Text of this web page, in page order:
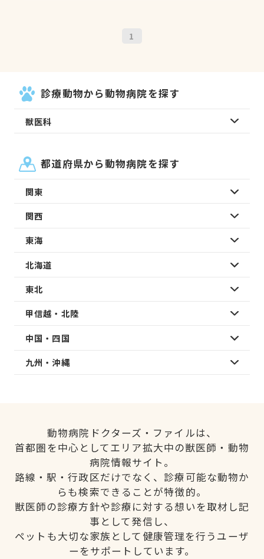
1
診療動物から動物病院を探す
獣医科
都道府県から動物病院を探す
関東
関西
東海
北海道
東北
甲信越・北陸
中国・四国
九州・沖縄
動物病院ドクターズ・ファイルは、
首都圏を中心としてエリア拡大中の獣医師・動物
病院情報サイト。
路線・駅・行政区だけでなく、診療可能な動物か
らも検索できることが特徴的。
獣医師の診療方針や診療に対する想いを取材し記
事として発信し、
ペットも大切な家族として健康管理を行うユーザ
ーをサポートしています。